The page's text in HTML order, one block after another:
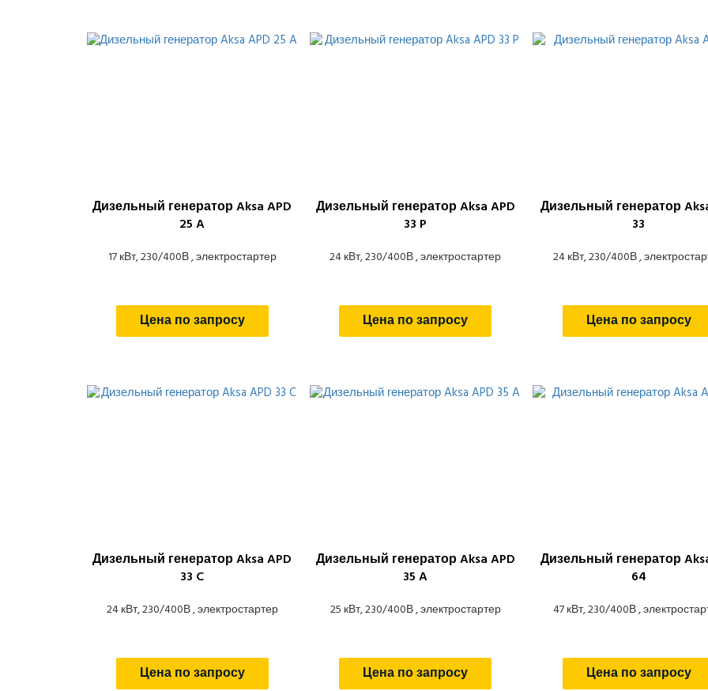
Дизельный генератор Aksa APD
25 A
17 кВт, 230/400В , электростартер
Цена по запросу
Дизельный генератор Aksa APD
33 P
24 кВт, 230/400В , электростартер
Цена по запросу
Дизельный генератор
33
24 кВт, 230/400В ,
Цена по запросу
Дизельный генератор Aksa APD
33 C
24 кВт, 230/400В , электростартер
Цена по запросу
Дизельный генератор Aksa APD
35 A
25 кВт, 230/400В , электростартер
Цена по запросу
Дизельный генератор
64
47 кВт, 230/400В ,
Цена по запросу